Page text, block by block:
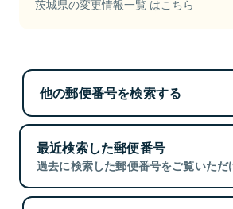
茨城県の変更情報一覧 はこちら
他の郵便番号を検索する
最近検索した郵便番号
過去に検索した郵便番号をご覧いただ